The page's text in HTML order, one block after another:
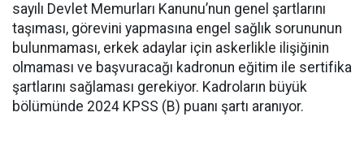
sayılı Devlet Memurları Kanunu’nun genel şartlarını
taşıması, görevini yapmasına engel sağlık sorununun
bulunmaması, erkek adaylar için askerlikle ilişiğinin
olmaması ve başvuracağı kadronun eğitim ile sertifika
şartlarını sağlaması gerekiyor. Kadroların büyük
bölümünde 2024 KPSS (B) puanı şartı aranıyor.